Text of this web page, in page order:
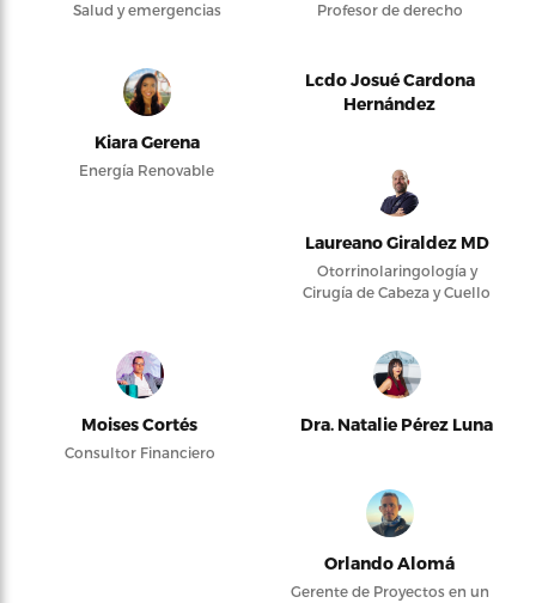
Salud y emergencias Profesor de derecho
Kiara Gerena
Energía Renovable
Lcdo Josué Cardona
Hernández
Laureano Giraldez MD
Otorrinolaringología y
Cirugía de Cabeza y Cuello
Moises Cortés
Consultor Financiero
Dra. Natalie Pérez Luna
Orlando Alomá
Gerente de Proyectos en un